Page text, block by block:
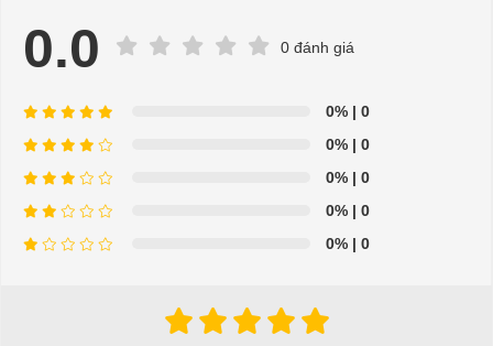
Để được tư vấn thêm về cách sử dụng xe ô tô điện để tăng tuổi thọ
0.0 0 đánh giá
0% | 0
0% | 0
0% | 0
0% | 0
0% | 0